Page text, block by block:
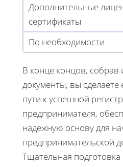
Дополнительные
сертификаты
По необходимости
В конце концов, собрав
документы, вы
пути к успешной
предпринимателя,
надежную основу для
предпринимательской
Тщательная подготовка